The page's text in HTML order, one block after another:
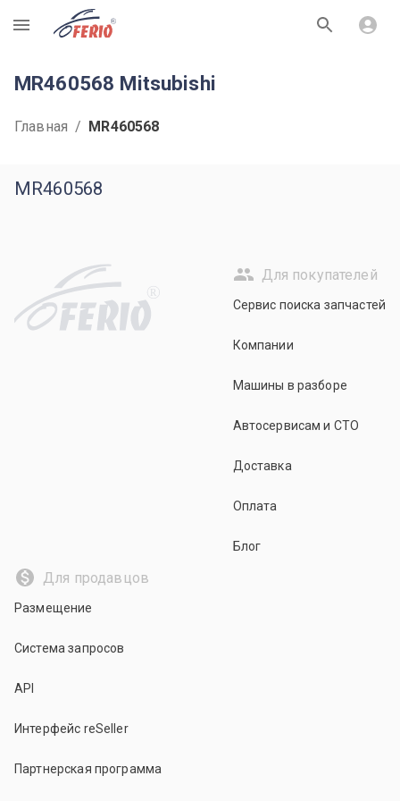
R
MR460568 Mitsubishi
Главная / MR460568
MR460568
R
Для покупателей
Сервис поиска запчастей
Компании
Машины в разборе
Автосервисам и СТО
Доставка
Оплата
Блог
Для продавцов
Размещение
Система запросов
API
Интерфейс reSeller
Партнерская программа